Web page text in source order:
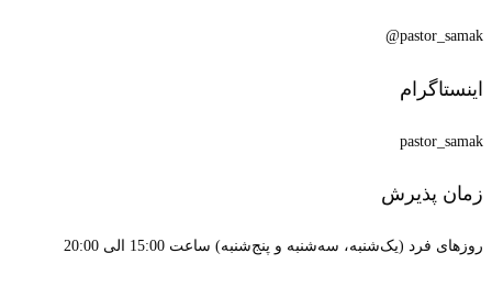
pastor_samak@
اینستاگرام
pastor_samak
زمان پذیرش
روزهای فرد (یک‌شنبه، سه‌شنبه و پنج‌شنبه) ساعت 15:00 الی 20:00